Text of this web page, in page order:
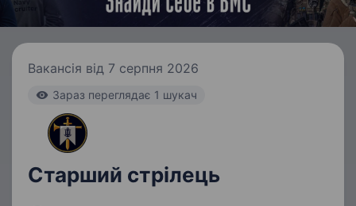
Вакансія від 7 серпня 2026
Зараз переглядає 1 шукач
Старший стрілець